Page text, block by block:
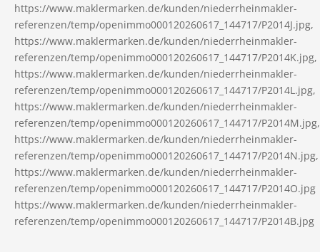
https://www.maklermarken.de/kunden/niederrheinmakler-
referenzen/temp/openimmo000120260617_144717/P2014J.jpg,
https://www.maklermarken.de/kunden/niederrheinmakler-
referenzen/temp/openimmo000120260617_144717/P2014K.jpg,
https://www.maklermarken.de/kunden/niederrheinmakler-
referenzen/temp/openimmo000120260617_144717/P2014L.jpg,
https://www.maklermarken.de/kunden/niederrheinmakler-
referenzen/temp/openimmo000120260617_144717/P2014M.jpg,
https://www.maklermarken.de/kunden/niederrheinmakler-
referenzen/temp/openimmo000120260617_144717/P2014N.jpg,
https://www.maklermarken.de/kunden/niederrheinmakler-
referenzen/temp/openimmo000120260617_144717/P2014O.jpg
https://www.maklermarken.de/kunden/niederrheinmakler-
referenzen/temp/openimmo000120260617_144717/P2014B.jpg